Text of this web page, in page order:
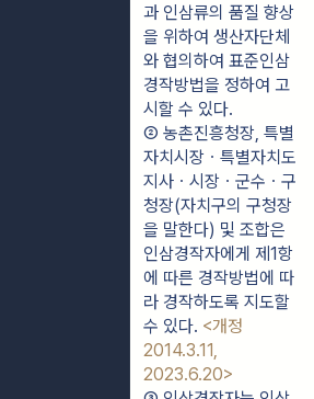
과 인삼류의 품질 향상
을 위하여 생산자단체
와 협의하여 표준인삼
경작방법을 정하여 고
시할 수 있다.
② 농촌진흥청장, 특별
자치시장ㆍ특별자치도
지사ㆍ시장ㆍ군수ㆍ구
청장(자치구의 구청장
을 말한다) 및 조합은
인삼경작자에게 제1항
에 따른 경작방법에 따
라 경작하도록 지도할
수 있다. <개정
2014.3.11,
2023.6.20>